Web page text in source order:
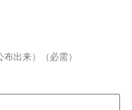
出来）（必需）